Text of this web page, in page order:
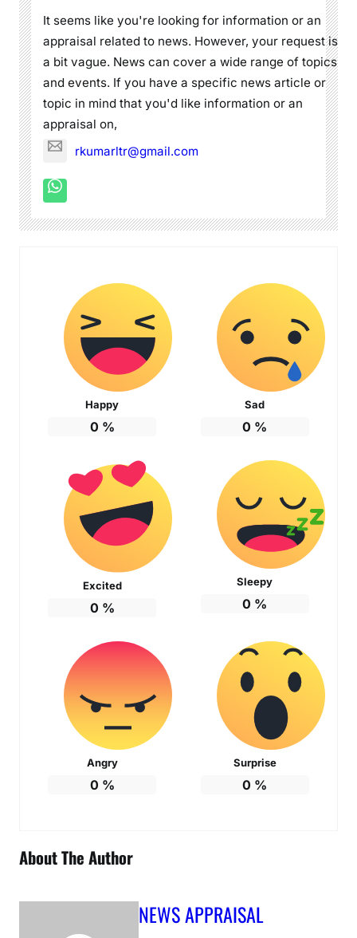
It seems like you're looking for information or an
appraisal related to news. However, your request is
a bit vague. News can cover a wide range of topics
and events. If you have a specific news article or
topic in mind that you'd like information or an
appraisal on,
rkumarltr@gmail.com
Happy
0 %
Sad
0 %
Excited
0 %
Sleepy
0 %
Angry
0 %
Surprise
0 %
About The Author
NEWS APPRAISAL